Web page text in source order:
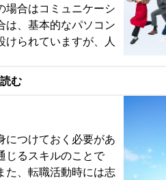
場合はコミュニケーシ
は、基本的なパソコン
けられていますが、人
む
につけておく必要があ
じるスキルのことで
た、転職活動時には志